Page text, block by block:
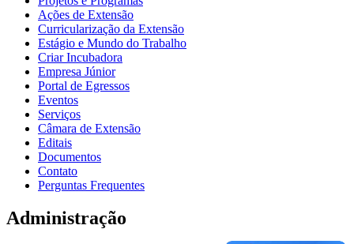
Ações de Extensão
Curricularização da Extensão
Estágio e Mundo do Trabalho
Criar Incubadora
Empresa Júnior
Portal de Egressos
Eventos
Serviços
Câmara de Extensão
Editais
Documentos
Contato
Perguntas Frequentes
Administração